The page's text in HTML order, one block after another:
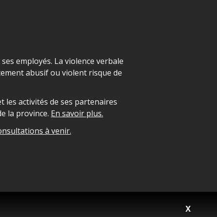
X
employés. La violence verbale
abusif ou violent risque de
les activités de ses partenaires
la province. En savoir plus.
à venir.